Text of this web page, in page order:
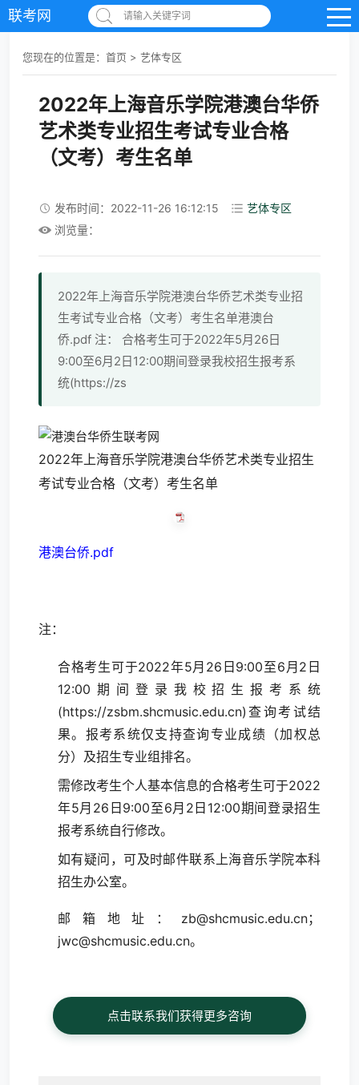
联考网 请输入关键字词
您现在的位置是： 首页 > 艺体专区
2022年上海音乐学院港澳台华侨
艺术类专业招生考试专业合格
（文考）考生名单
发布时间：2022-11-26 16:12:15
艺体专区
浏览量：
2022年上海音乐学院港澳台华侨艺术类专业招
生考试专业合格（文考）考生名单港澳台
侨.pdf 注： 合格考生可于2022年5月26日
9:00至6月2日12:00期间登录我校招生报考系
统(https://zs
2022年上海音乐学院港澳台华侨艺术类专业招生
考试专业合格（文考）考生名单
港澳台侨.pdf
注：
合格考生可于2022年5月26日9:00至6月2日
12:00期间登录我校招生报考系统
(https://zsbm.shcmusic.edu.cn)查询考试结
果。报考系统仅支持查询专业成绩（加权总
分）及招生专业组排名。
需修改考生个人基本信息的合格考生可于2022
年5月26日9:00至6月2日12:00期间登录招生
报考系统自行修改。
如有疑问，可及时邮件联系上海音乐学院本科
招生办公室。
邮箱地址：zb@shcmusic.edu.cn；
jwc@shcmusic.edu.cn。
点击联系我们获得更多咨询